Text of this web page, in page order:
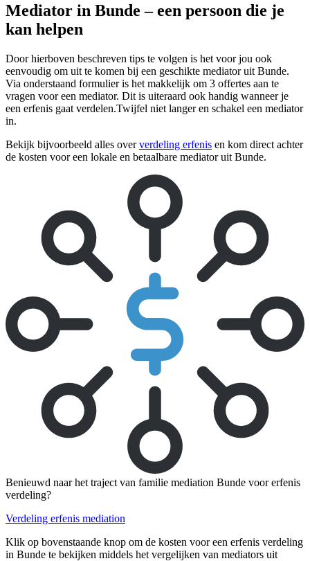
Mediator in Bunde – een persoon die je
kan helpen
Door hierboven beschreven tips te volgen is het voor jou ook
eenvoudig om uit te komen bij een geschikte mediator uit Bunde.
Via onderstaand formulier is het makkelijk om 3 offertes aan te
vragen voor een mediator. Dit is uiteraard ook handig wanneer je
een erfenis gaat verdelen.Twijfel niet langer en schakel een mediator
in.
Bekijk bijvoorbeeld alles oververdeling erfenis en kom direct achter
de kosten voor een lokale en betaalbare mediator uit Bunde.
Benieuwd naar het traject van familie mediation Bunde voor erfenis
verdeling?
Verdeling erfenis mediation
Klik op bovenstaande knop om de kosten voor een erfenis verdeling
in Bunde te bekijken middels het vergelijken van mediators uit